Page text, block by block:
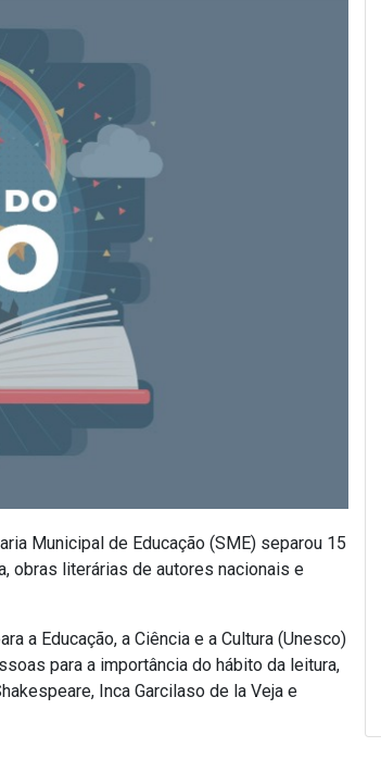
Municipal de Educação (SME) separou 15
obras literárias de autores nacionais e
a Educação, a Ciência e a Cultura (Unesco)
para a importância do hábito da leitura,
Inca Garcilaso de la Veja e